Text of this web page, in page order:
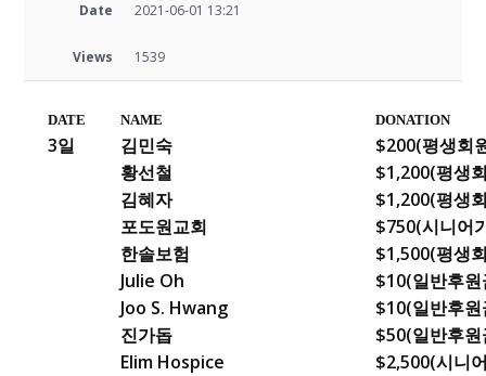
Date 2021-06-01 13:21
Views 1539
DATE NAME DONATION
3일 김민숙
$200(평생회
황선철
$1,200(평생
김혜자
$1,200(평생
포도원교회
$750(시니어
한솔보험
$1,500(평생
Julie Oh
$10(일반후
Joo S. Hwang
$10(일반후
진가돕
$50(일반후
Elim Hospice
$2,500(시니